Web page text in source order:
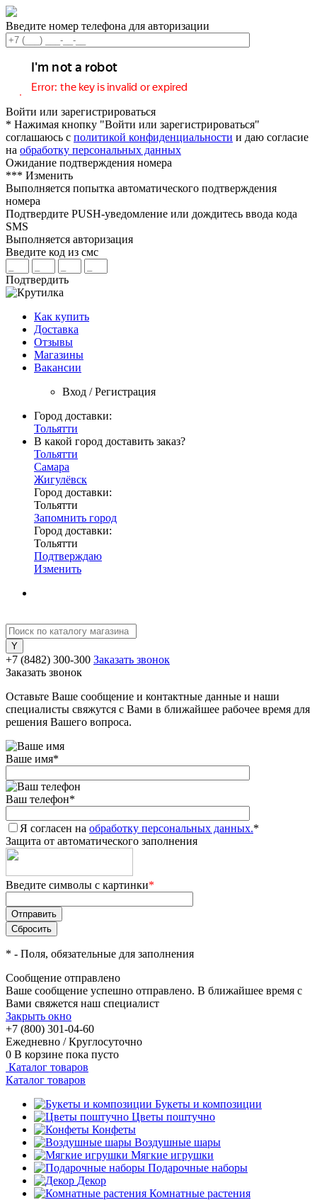
Введите номер телефона для авторизации
Войти или зарегистрироваться
* Нажимая кнопку "Войти или зарегистрироваться"
соглашаюсь с политикой конфиденциальности и даю согласие
на обработку персональных данных
Ожидание подтверждения номера
*** Изменить
Выполняется попытка автоматического подтверждения
номера
Подтвердите PUSH-уведомление или дождитесь ввода кода
SMS
Выполняется авторизация
Введите код из смс
Подтвердить
Как купить
Доставка
Отзывы
Магазины
Вакансии
Вход / Регистрация
Город доставки:
Тольятти
В какой город доставить заказ?
Тольятти
Самара
Жигулёвск
Город доставки:
Тольятти
Запомнить город
Город доставки:
Тольятти
Подтверждаю
Изменить
+7 (8482) 300-300 Заказать звонок
Заказать звонок
Оставьте Ваше сообщение и контактные данные и наши
специалисты свяжутся с Вами в ближайшее рабочее время для
решения Вашего вопроса.
Ваше имя*
Ваш телефон*
Я согласен на обработку персональных данных.*
Защита от автоматического заполнения
Введите символы с картинки*
* - Поля, обязательные для заполнения
Сообщение отправлено
Ваше сообщение успешно отправлено. В ближайшее время с
Вами свяжется наш специалист
Закрыть окно
+7 (800) 301-04-60
Ежедневно / Круглосуточно
0 В корзине пока пусто
Каталог товаров
Каталог товаров
Букеты и композиции
Цветы поштучно
Конфеты
Воздушные шары
Мягкие игрушки
Подарочные наборы
Декор
Комнатные растения